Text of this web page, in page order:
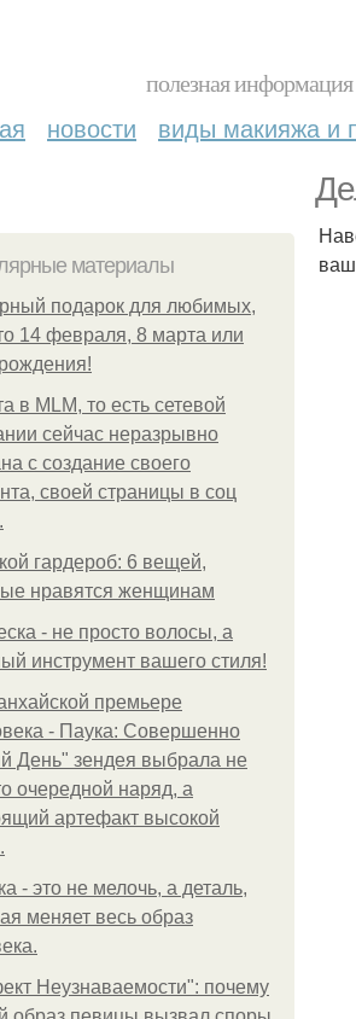
полезная
новости виды макияжа и
материалы
подарок для любимых,
14 февраля, 8 марта или
в MLM, то есть сетевой
сейчас неразрывно
с создание своего
своей страницы в соц
гардероб: 6 вещей,
нравятся женщинам
- не просто волосы, а
инструмент вашего стиля!
премьере
- Паука: Совершенно
День" зендея выбрала не
очередной наряд, а
артефакт высокой
- это не мелочь, а деталь,
меняет весь образ
Неузнаваемости": почему